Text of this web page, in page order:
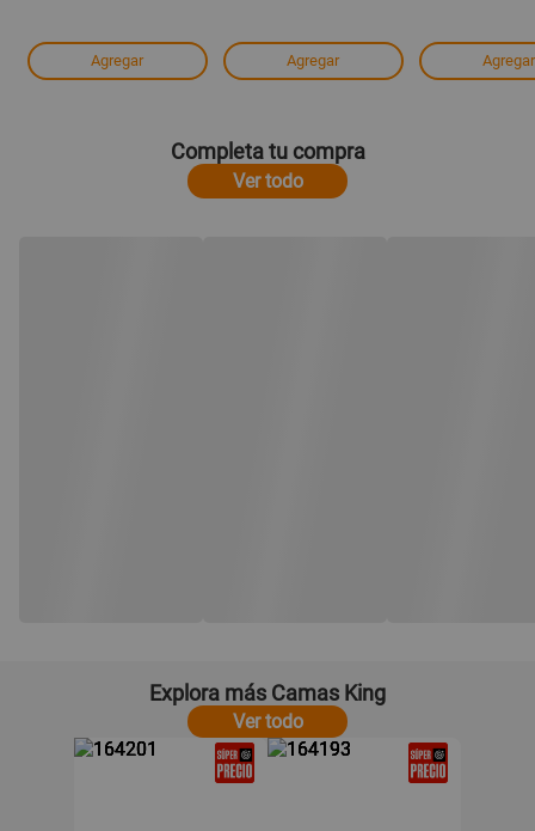
Agregar Agregar Agregar
Completa tu compra
Ver todo
Explora más Camas King
Ver todo